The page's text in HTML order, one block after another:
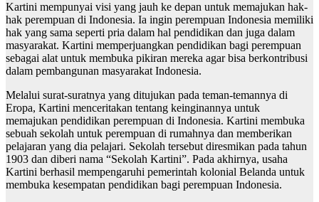
Kartini mempunyai visi yang jauh ke depan untuk memajukan hak-
hak perempuan di Indonesia. Ia ingin perempuan Indonesia memiliki
hak yang sama seperti pria dalam hal pendidikan dan juga dalam
masyarakat. Kartini memperjuangkan pendidikan bagi perempuan
sebagai alat untuk membuka pikiran mereka agar bisa berkontribusi
dalam pembangunan masyarakat Indonesia.
Melalui surat-suratnya yang ditujukan pada teman-temannya di
Eropa, Kartini menceritakan tentang keinginannya untuk
memajukan pendidikan perempuan di Indonesia. Kartini membuka
sebuah sekolah untuk perempuan di rumahnya dan memberikan
pelajaran yang dia pelajari. Sekolah tersebut diresmikan pada tahun
1903 dan diberi nama “Sekolah Kartini”. Pada akhirnya, usaha
Kartini berhasil mempengaruhi pemerintah kolonial Belanda untuk
membuka kesempatan pendidikan bagi perempuan Indonesia.